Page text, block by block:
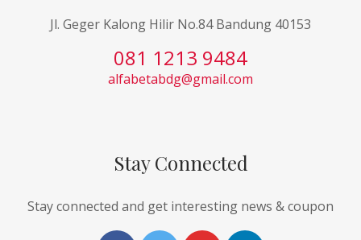
Jl. Geger Kalong Hilir No.84 Bandung 40153
081 1213 9484
alfabetabdg@gmail.com
Stay Connected
Stay connected and get interesting news & coupon